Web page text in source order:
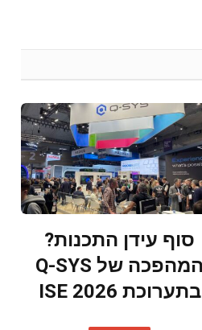
סוף עידן התכנות?
המהפכה של Q-SYS
בתערוכת ISE 2026